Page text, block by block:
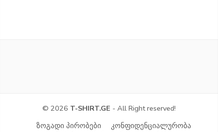
© 2026 T-SHIRT.GE - All Right reserved!
ზოგადი პირობები
კონფიდენციალურობა